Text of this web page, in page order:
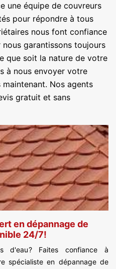
une équipe de couvreurs
pour répondre à tous
nous font confiance
garantissons toujours
que soit la nature de votre
à nous envoyer votre
Nos agents
gratuit et sans
en dépannage de
24/7!
d'eau? Faites confiance à
spécialiste en dépannage de